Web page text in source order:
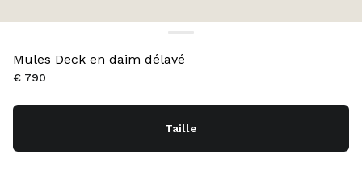
Mules Deck en daim délavé
€ 790
Taille